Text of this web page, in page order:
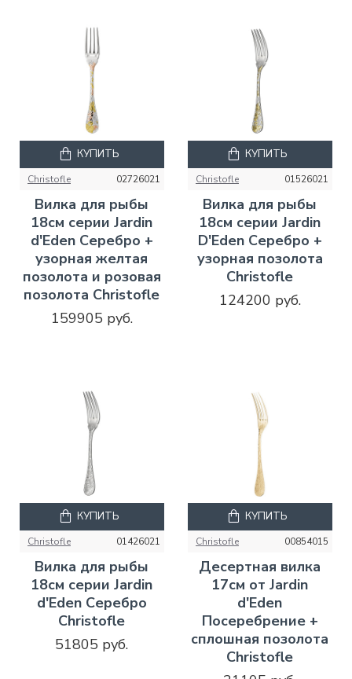
Christofle 02726021
Вилка для рыбы
18см серии Jardin
d'Eden Серебро +
узорная желтая
позолота и розовая
позолота Christofle
159905 руб.
КУПИТЬ
Christofle 01526021
Вилка для рыбы
18см серии Jardin
D'Eden Серебро +
узорная позолота
Christofle
124200 руб.
КУПИТЬ
Christofle 01426021
Вилка для рыбы
18см серии Jardin
d'Eden Серебро
Christofle
51805 руб.
КУПИТЬ
Christofle 00854015
Десертная вилка
17см от Jardin
d'Eden
Посеребрение +
сплошная позолота
Christofle
КУПИТЬ